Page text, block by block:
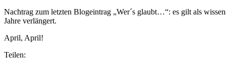
Nachtrag zum letzten Blogeintrag „Wer´s glaubt…“: es gilt als
Jahre verlängert.
April, April!
Teilen: